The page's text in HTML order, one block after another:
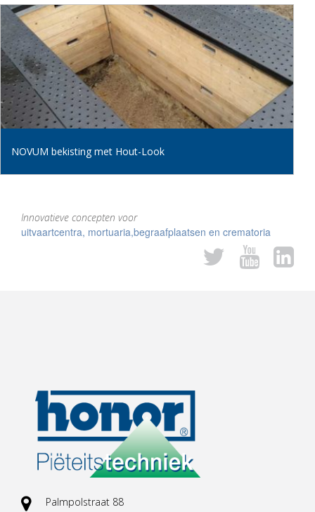
NOVUM bekisting met Hout-Look
Innovatieve concepten voor
uitvaartcentra, mortuaria,begraafplaatsen en crematoria
Palmpolstraat 88